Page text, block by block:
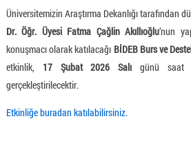
Üniversitemizin Araştırma Dekanlığı tarafından
Dr. Öğr. Üyesi Fatma Çağlin Akıllıoğlu’nun
konuşmacı olarak katılacağı BİDEB Burs ve
etkinlik, 17 Şubat 2026 Salı günü saat
gerçekleştirilecektir.
Etkinliğe buradan katılabilirsiniz.